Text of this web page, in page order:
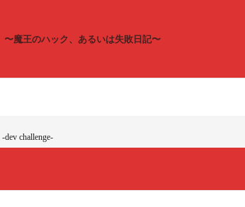
〜魔王のハック、あるいは失敗日記〜
challenge-